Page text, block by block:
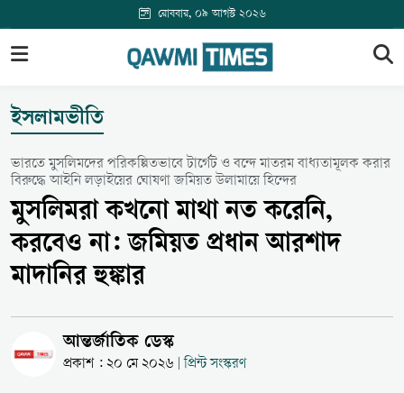
রোববার, ০৯ আগস্ট ২০২৬
ইসলামভীতি
ভারতে মুসলিমদের পরিকল্পিতভাবে টার্গেট ও বন্দে মাতরম বাধ্যতামূলক করার
বিরুদ্ধে আইনি লড়াইয়ের ঘোষণা জমিয়ত উলামায়ে হিন্দের
মুসলিমরা কখনো মাথা নত করেনি,
করবেও না: জমিয়ত প্রধান আরশাদ
মাদানির হুঙ্কার
আন্তর্জাতিক ডেস্ক
প্রকাশ : ২০ মে ২০২৬ প্রিন্ট সংস্করণ